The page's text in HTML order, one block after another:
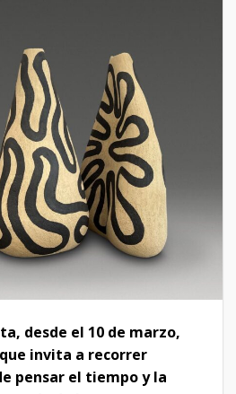
desde el 10 de marzo,
invita a recorrer
pensar el tiempo y la